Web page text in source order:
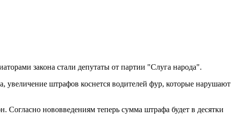
закона стали депутаты от партии "Слуга народа".
увеличение штрафов коснется водителей фур, которые нарушают
Согласно нововведениям теперь сумма штрафа будет в десятки